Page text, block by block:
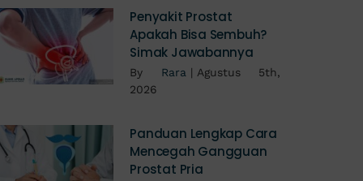
Penyakit Prostat
Apakah Bisa Sembuh?
Simak Jawabannya
By Rara | Agustus 5th,
2026
Panduan Lengkap Cara
Mencegah Gangguan
Prostat Pria